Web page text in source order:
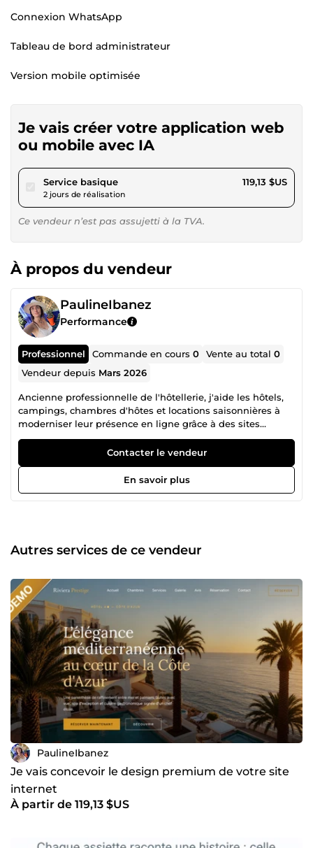
Connexion WhatsApp
Tableau de bord administrateur
Version mobile optimisée
Je vais créer votre application web
ou mobile avec IA
Service basiquepour 109,79 $US
2 jours de réalisation
119,13 $US
Ce vendeur n’est pas assujetti à la TVA.
À propos du vendeur
PaulineIbanez
Performance
Professionnel Commande en cours0 Vente au total0
Vendeur depuis Mars 2026
Ancienne professionnelle de l'hôtellerie, j'aide les hôtels,
campings, chambres d'hôtes et locations saisonnières à
moderniser leur présence en ligne grâce à des sites
internet professionnels et des automatisations
intelligentes. ✅ Site internet moderne et responsive
(ordinateur, tablette et mobile) ✅ Formulaires de
réservation et demandes de devis ✅ Automatisation des
demandes clients ✅ Optimisation SEO de base ✅
nouveau site internet ou d'une refonte complète de votre
présence en ligne, je vous accompagne avec une solution
Contacter le vendeur
En savoir plus
Autres services de ce vendeur
PaulineIbanez
Je vais concevoir le design premium de votre site
internet
À partir de 119,13 $US